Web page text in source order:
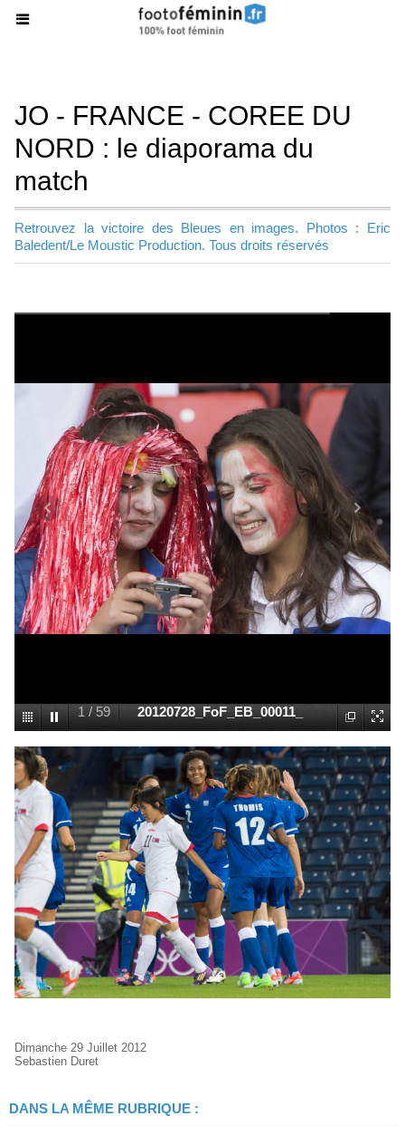
JO - FRANCE - COREE DU
NORD : le diaporama du
match
Retrouvez la victoire des Bleues en images. Photos : Eric
Baledent/Le Moustic Production. Tous droits réservés
1 / 59 20120728_FoF_EB_00011_
Dimanche 29 Juillet 2012
Sebastien Duret
DANS LA MÊME RUBRIQUE :